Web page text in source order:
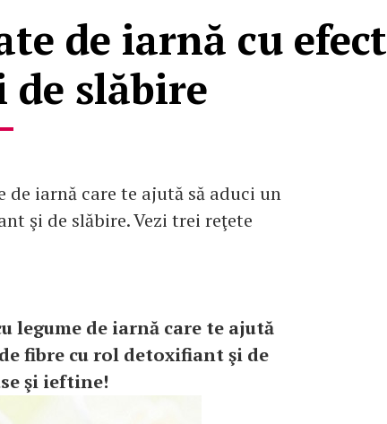
de iarnă cu efect
slăbire
de iarnă care te ajută să aduci un
şi de slăbire. Vezi trei reţete
legume de iarnă care te ajută
fibre cu rol detoxifiant şi de
şi ieftine!